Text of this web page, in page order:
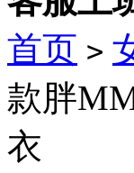
首页 >
款胖
衣